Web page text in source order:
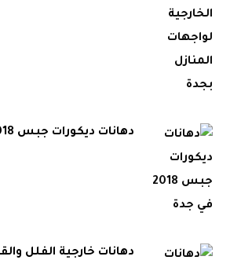
دهانات ديكورات جبس 2018 في جدة
دهانات خارجية الفلل